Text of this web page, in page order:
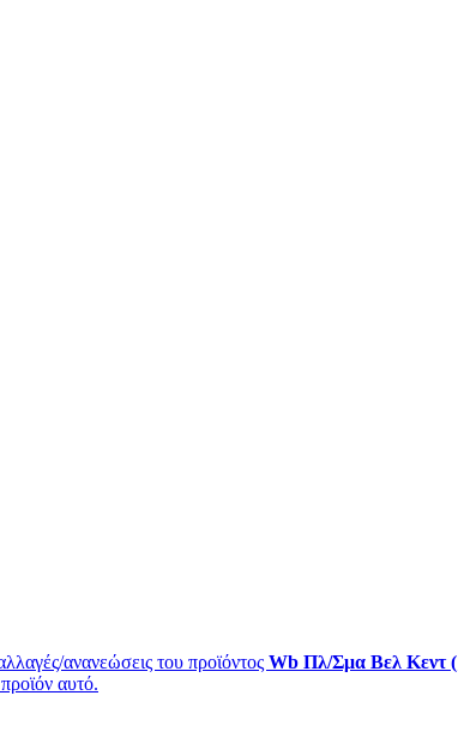
ανανεώσεις του προϊόντος Wb Πλ/Σμα Βελ Κεντ
αυτό.